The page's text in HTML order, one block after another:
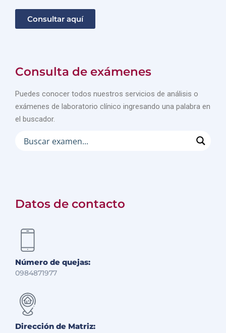
Consultar aquí
Consulta de exámenes
Puedes conocer todos nuestros servicios de análisis o
exámenes de laboratorio clínico ingresando una palabra en
el buscador.
Datos de contacto
Número de quejas:
0984871977
Dirección de Matriz: